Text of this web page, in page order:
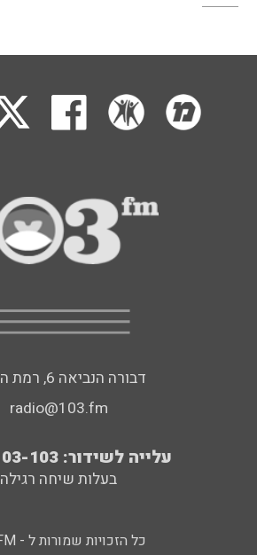
דבורה הנביאה 6, רמת השרון
radio@103.fm
עלייה לשידור: 0552-103-103
בעלות שיחה רגילה
כל הזכויות שמורות ל - 103FM